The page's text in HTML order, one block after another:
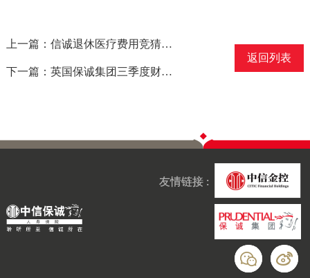
上一篇：信诚退休医疗费用竞猜抽奖活动结果公布
下一篇：英国保诚集团三季度财报发布
返回列表
友情链接 :